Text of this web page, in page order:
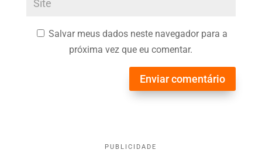
Salvar meus dados neste navegador para a
próxima vez que eu comentar.
Enviar comentário
PUBLICIDADE